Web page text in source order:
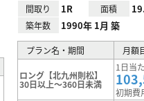
間取り 1R 面積
築年数 1990年 1月 築
プラン名・期間 月額
ロング【北九州則松】
30日以上～360日未満
1日当
初期費